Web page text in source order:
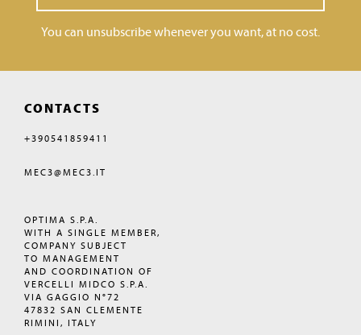
You can unsubscribe whenever you want, at no cost.
CONTACTS
+390541859411
MEC3@MEC3.IT
OPTIMA S.P.A.
WITH A SINGLE MEMBER,
COMPANY SUBJECT
TO MANAGEMENT
AND COORDINATION OF
VERCELLI MIDCO S.P.A.
VIA GAGGIO N°72
47832 SAN CLEMENTE
RIMINI, ITALY